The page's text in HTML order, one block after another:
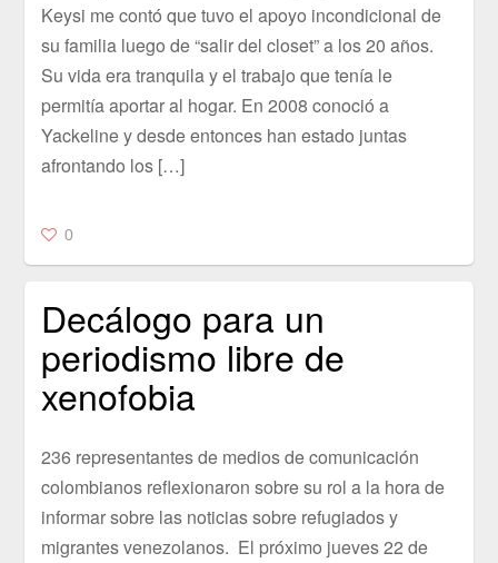
Keysi me contó que tuvo el apoyo incondicional de
su familia luego de “salir del closet” a los 20 años.
Su vida era tranquila y el trabajo que tenía le
permitía aportar al hogar. En 2008 conoció a
Yackeline y desde entonces han estado juntas
afrontando los […]
0
Decálogo para un
periodismo libre de
xenofobia
236 representantes de medios de comunicación
colombianos reflexionaron sobre su rol a la hora de
informar sobre las noticias sobre refugiados y
migrantes venezolanos. El próximo jueves 22 de